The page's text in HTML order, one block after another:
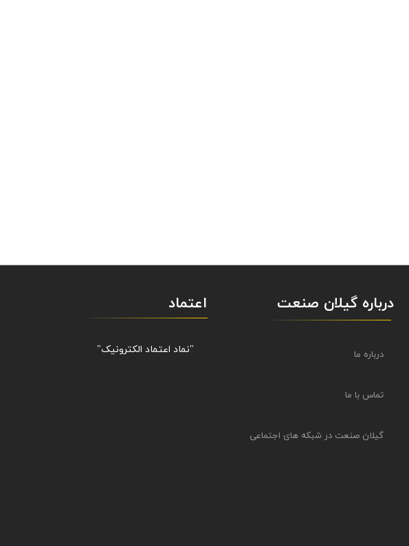
اعتماد
"نماد اعتماد الکترونیک​​​​​​​"
درباره گیلان صنعت
درباره ما
تماس با ما
گیلان صنعت در شبکه های اجتماعی